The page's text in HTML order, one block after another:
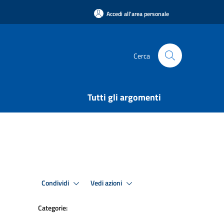
Accedi all'area personale
Cerca
Tutti gli argomenti
Condividi Vedi azioni
Categorie: